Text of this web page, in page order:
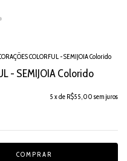
COLORFUL - SEMIJOIA Colorido
- SEMIJOIA Colorido
5 x de R$55,00 sem juros